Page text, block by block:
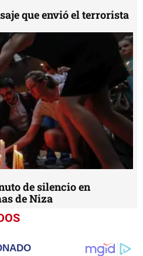
que envió el terrorista
de silencio en
de Niza